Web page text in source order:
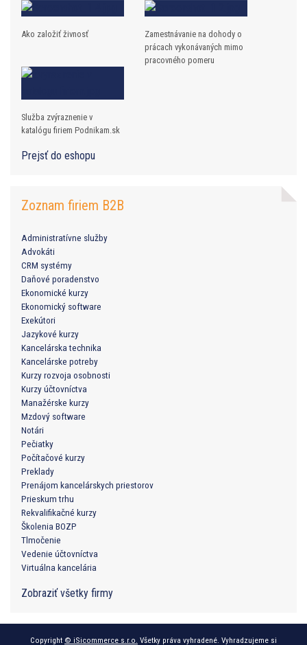
Ako založiť živnosť
Zamestnávanie na dohody o
prácach vykonávaných mimo
pracovného pomeru
Služba zvýraznenie v
katalógu firiem Podnikam.sk
Prejsť do eshopu
Zoznam firiem B2B
Administratívne služby
Advokáti
CRM systémy
Daňové poradenstvo
Ekonomické kurzy
Ekonomický software
Exekútori
Jazykové kurzy
Kancelárska technika
Kancelárske potreby
Kurzy rozvoja osobnosti
Kurzy účtovníctva
Manažérske kurzy
Mzdový software
Notári
Pečiatky
Počítačové kurzy
Preklady
Prenájom kancelárskych priestorov
Prieskum trhu
Rekvalifikačné kurzy
Školenia BOZP
Tlmočenie
Vedenie účtovníctva
Virtuálna kancelária
Zobraziť všetky firmy
Copyright © iSicommerce s.r.o. Všetky práva vyhradené. Vyhradzujeme si